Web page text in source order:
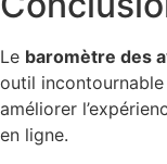
Le baromètre des
outil
améliorer
en ligne.